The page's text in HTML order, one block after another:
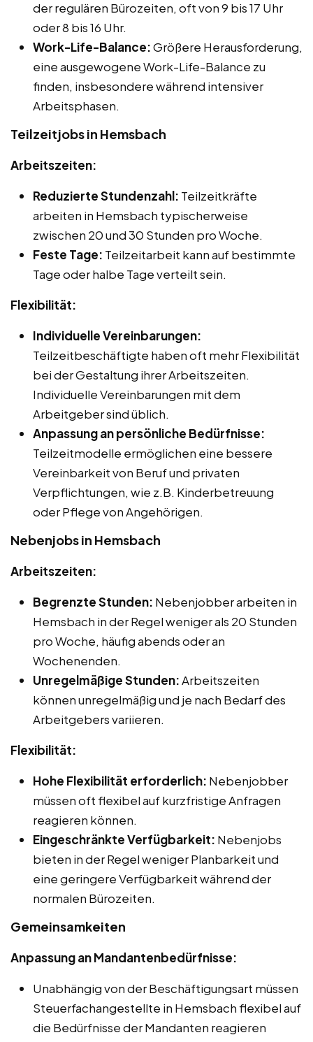
der regulären Bürozeiten, oft von 9 bis 17 Uhr
oder 8 bis 16 Uhr.
Work-Life-Balance:Größere Herausforderung,
eine ausgewogene Work-Life-Balance zu
finden, insbesondere während intensiver
Arbeitsphasen.
Teilzeitjobs in Hemsbach
Arbeitszeiten:
Reduzierte Stundenzahl: Teilzeitkräfte
arbeiten in Hemsbach typischerweise
zwischen 20 und 30 Stunden pro Woche.
Feste Tage: Teilzeitarbeit kann auf bestimmte
Tage oder halbe Tage verteilt sein.
Flexibilität:
Individuelle Vereinbarungen:
Teilzeitbeschäftigte haben oft mehr Flexibilität
bei der Gestaltung ihrer Arbeitszeiten.
Individuelle Vereinbarungen mit dem
Arbeitgeber sind üblich.
Anpassung an persönliche Bedürfnisse:
Teilzeitmodelle ermöglichen eine bessere
Vereinbarkeit von Beruf und privaten
Verpflichtungen, wie z.B. Kinderbetreuung
oder Pflege von Angehörigen.
Nebenjobs in Hemsbach
Arbeitszeiten:
Begrenzte Stunden: Nebenjobber arbeiten in
Hemsbach in der Regel weniger als 20 Stunden
pro Woche, häufig abends oder an
Wochenenden.
Unregelmäßige Stunden:Arbeitszeiten
können unregelmäßig und je nach Bedarf des
Arbeitgebers variieren.
Flexibilität:
Hohe Flexibilität erforderlich: Nebenjobber
müssen oft flexibel auf kurzfristige Anfragen
reagieren können.
Eingeschränkte Verfügbarkeit: Nebenjobs
bieten in der Regel weniger Planbarkeit und
eine geringere Verfügbarkeit während der
normalen Bürozeiten.
Gemeinsamkeiten
Anpassung an Mandantenbedürfnisse:
Unabhängig von der Beschäftigungsart müssen
Steuerfachangestellte in Hemsbach flexibel auf
die Bedürfnisse der Mandanten reagieren